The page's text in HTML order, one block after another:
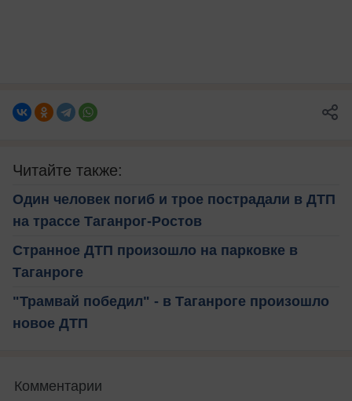
Читайте также:
Один человек погиб и трое пострадали в ДТП
на трассе Таганрог-Ростов
Странное ДТП произошло на парковке в
Таганроге
"Трамвай победил" - в Таганроге произошло
новое ДТП
Комментарии